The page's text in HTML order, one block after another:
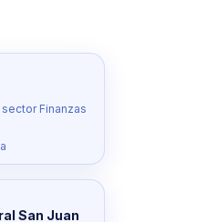
Finanzas
San Juan